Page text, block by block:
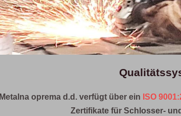
Metalna oprema d.d. verfügt über ein ISO
Zertifikate für Schlosser-